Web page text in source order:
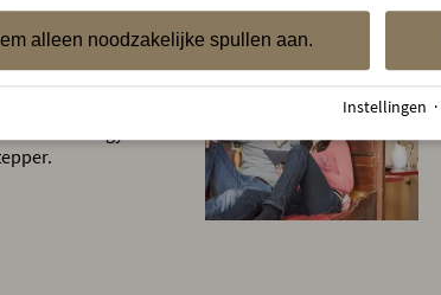
gestalteten
alleen noodzakelijke spullen aan.
Instellingen ·